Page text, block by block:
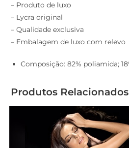
– Produto de luxo
– Lycra original
– Qualidade exclusiva
– Embalagem de luxo com relevo
Composição: 82% poliamida;
Produtos Relacionados